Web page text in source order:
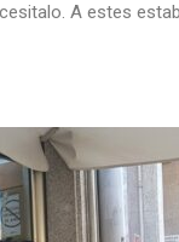
A estes